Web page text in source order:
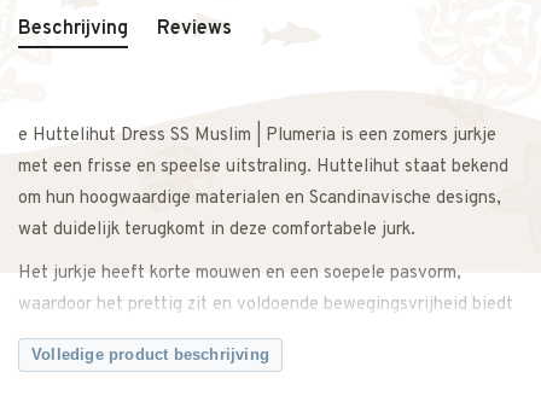
Beschrijving Reviews
e Huttelihut Dress SS Muslim | Plumeria is een zomers jurkje
met een frisse en speelse uitstraling. Huttelihut staat bekend
om hun hoogwaardige materialen en Scandinavische designs,
wat duidelijk terugkomt in deze comfortabele jurk.
Het jurkje heeft korte mouwen en een soepele pasvorm,
waardoor het prettig zit en voldoende bewegingsvrijheid biedt
tijdens spelen, rennen en ontdekken. De lichte, ademende stof
maakt dit jurkje ideaal voor warme dagen.
Volledige product beschrijving